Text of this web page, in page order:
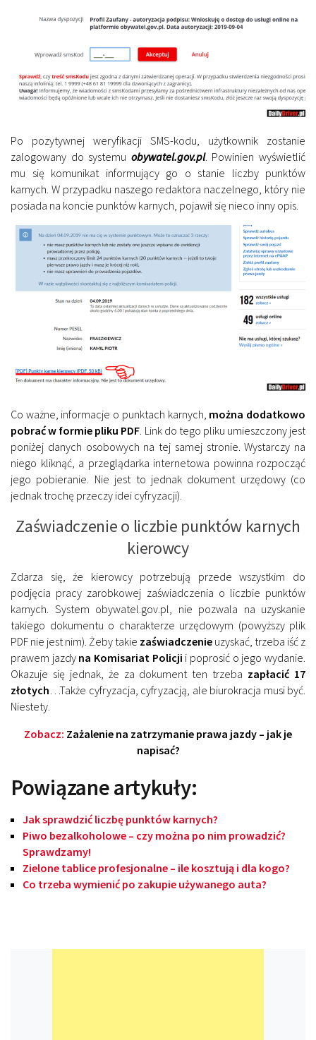
Po pozytywnej weryfikacji SMS-kodu, użytkownik zostanie
zalogowany do systemu obywatel.gov.pl. Powinien wyświetlić
mu się komunikat informujący go o stanie liczby punktów
karnych. W przypadku naszego redaktora naczelnego, który nie
posiada na koncie punktów karnych, pojawił się nieco inny opis.
Co ważne, informacje o punktach karnych, można dodatkowo
pobrać w formie pliku PDF . Link do tego pliku umieszczony jest
poniżej danych osobowych na tej samej stronie. Wystarczy na
niego kliknąć, a przeglądarka internetowa powinna rozpocząć
jego pobieranie. Nie jest to jednak dokument urzędowy (co
jednak trochę przeczy idei cyfryzacji).
Zaświadczenie o liczbie punktów karnych
kierowcy
Zdarza się, że kierowcy potrzebują przede wszystkim do
podjęcia pracy zarobkowej zaświadczenia o liczbie punktów
karnych. System obywatel.gov.pl, nie pozwala na uzyskanie
takiego dokumentu o charakterze urzędowym (powyższy plik
PDF nie jest nim). Żeby takie zaświadczenie uzyskać, trzeba iść z
prawem jazdy na Komisariat Policji i poprosić o jego wydanie.
Okazuje się jednak, że za dokument ten trzeba zapłacić 17
złotych …Także cyfryzacja, cyfryzacją, ale biurokracja musi być.
Niestety.
Zobacz: Zażalenie na zatrzymanie prawa jazdy – jak je
napisać?
Powiązane artykuły:
Jak sprawdzić liczbę punktów karnych?
Piwo bezalkoholowe – czy można po nim prowadzić?
Sprawdzamy!
Zielone tablice profesjonalne – ile kosztują i dla kogo?
Co trzeba wymienić po zakupie używanego auta?